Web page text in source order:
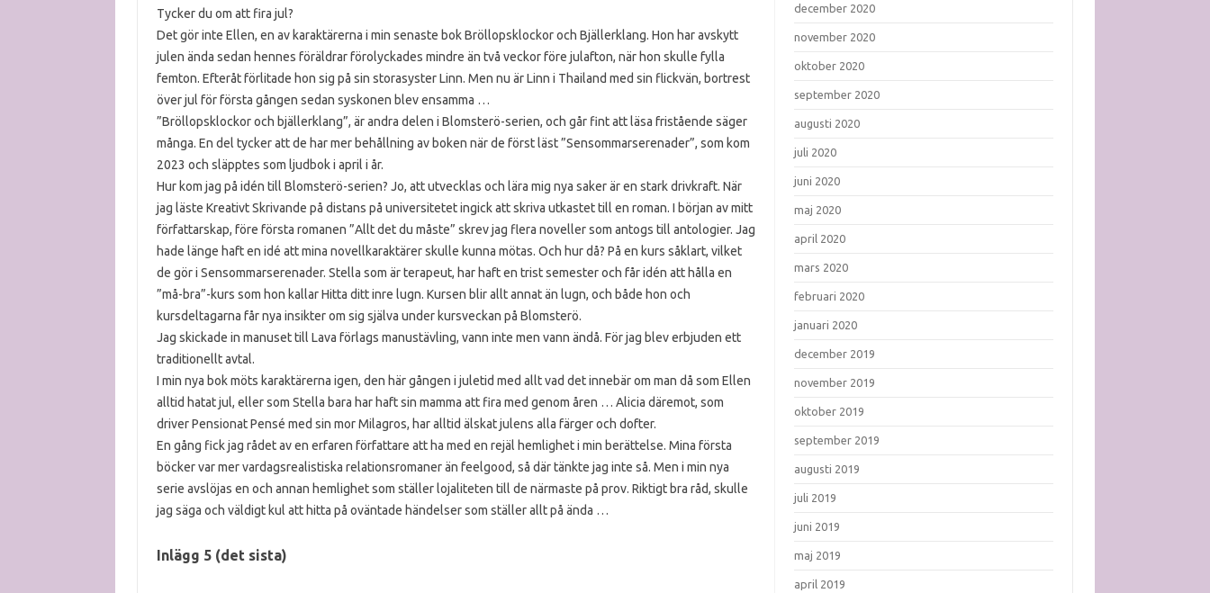
Tycker du om att fira jul?
Det gör inte Ellen, en av karaktärerna i min senaste bok Bröllopsklockor och Bjällerklang. Hon har avskytt
julen ända sedan hennes föräldrar förolyckades mindre än två veckor före julafton, när hon skulle fylla
femton. Efteråt förlitade hon sig på sin storasyster Linn. Men nu är Linn i Thailand med sin flickvän, bortrest
över jul för första gången sedan syskonen blev ensamma …
”Bröllopsklockor och bjällerklang”, är andra delen i Blomsterö-serien, och går fint att läsa fristående säger
många. En del tycker att de har mer behållning av boken när de först läst ”Sensommarserenader”, som kom
2023 och släpptes som ljudbok i april i år.
Hur kom jag på idén till Blomsterö-serien? Jo, att utvecklas och lära mig nya saker är en stark drivkraft. När
jag läste Kreativt Skrivande på distans på universitetet ingick att skriva utkastet till en roman. I början av mitt
författarskap, före första romanen ”Allt det du måste” skrev jag flera noveller som antogs till antologier. Jag
hade länge haft en idé att mina novellkaraktärer skulle kunna mötas. Och hur då? På en kurs såklart, vilket
de gör i Sensommarserenader. Stella som är terapeut, har haft en trist semester och får idén att hålla en
”må-bra”-kurs som hon kallar Hitta ditt inre lugn. Kursen blir allt annat än lugn, och både hon och
kursdeltagarna får nya insikter om sig själva under kursveckan på Blomsterö.
Jag skickade in manuset till Lava förlags manustävling, vann inte men vann ändå. För jag blev erbjuden ett
traditionellt avtal.
I min nya bok möts karaktärerna igen, den här gången i juletid med allt vad det innebär om man då som Ellen
alltid hatat jul, eller som Stella bara har haft sin mamma att fira med genom åren … Alicia däremot, som
driver Pensionat Pensé med sin mor Milagros, har alltid älskat julens alla färger och dofter.
En gång fick jag rådet av en erfaren författare att ha med en rejäl hemlighet i min berättelse. Mina första
böcker var mer vardagsrealistiska relationsromaner än feelgood, så där tänkte jag inte så. Men i min nya
serie avslöjas en och annan hemlighet som ställer lojaliteten till de närmaste på prov. Riktigt bra råd, skulle
jag säga och väldigt kul att hitta på oväntade händelser som ställer allt på ända …
Inlägg 5 (det sista)
december 2020
november 2020
oktober 2020
september 2020
augusti 2020
juli 2020
juni 2020
maj 2020
april 2020
mars 2020
februari 2020
januari 2020
december 2019
november 2019
oktober 2019
september 2019
augusti 2019
juli 2019
juni 2019
maj 2019
april 2019